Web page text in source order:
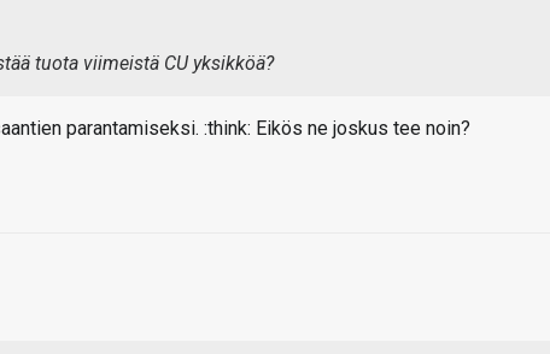
tuota viimeistä CU yksikköä?
parantamiseksi. :think: Eikös ne joskus tee noin?